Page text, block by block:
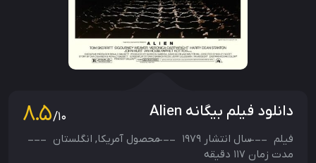
دانلود فیلم بیگانه Alien 8.5/10
فیلم سال انتشار 1979 محصول آمریکا, انگلستان
مدت زمان 117 دقیقه